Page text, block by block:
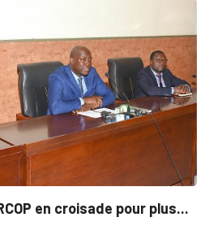
Gestion concertée et